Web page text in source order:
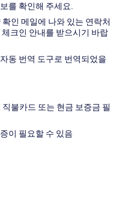
를 확인해 주세요.
인 메일에 나와 있는 연락처
크인 안내를 받으시기 바랍
동 번역 도구로 번역되었을
불카드 또는 현금 보증금 필
이 필요할 수 있음